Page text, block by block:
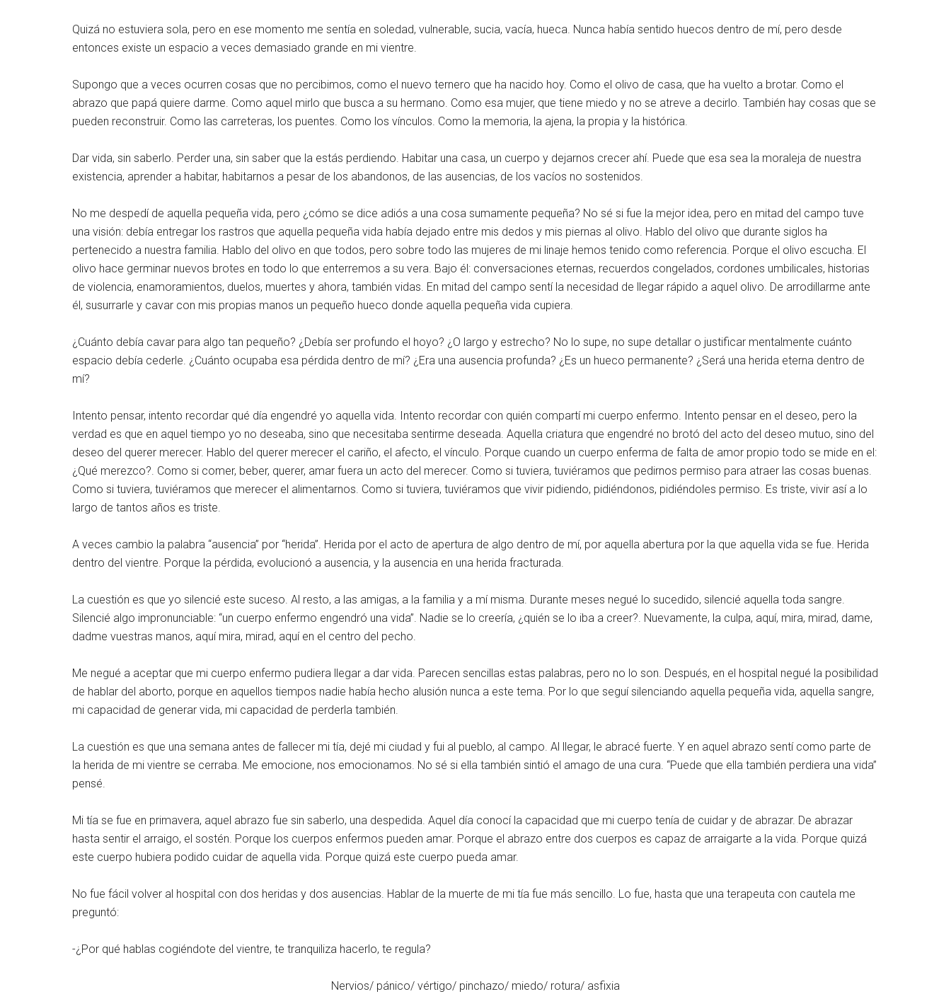
Quizá no estuviera sola, pero en ese momento me sentía en soledad, vulnerable, sucia, vacía, hueca. Nunca había sentido huecos dentro de mí, pero desde
entonces existe un espacio a veces demasiado grande en mi vientre.
Supongo que a veces ocurren cosas que no percibimos, como el nuevo ternero que ha nacido hoy. Como el olivo de casa, que ha vuelto a brotar. Como el
abrazo que papá quiere darme. Como aquel mirlo que busca a su hermano. Como esa mujer, que tiene miedo y no se atreve a decirlo. También hay cosas que se
pueden reconstruir. Como las carreteras, los puentes. Como los vínculos. Como la memoria, la ajena, la propia y la histórica.
Dar vida, sin saberlo. Perder una, sin saber que la estás perdiendo. Habitar una casa, un cuerpo y dejarnos crecer ahí. Puede que esa sea la moraleja de nuestra
existencia, aprender a habitar, habitarnos a pesar de los abandonos, de las ausencias, de los vacíos no sostenidos.
No me despedí de aquella pequeña vida, pero ¿cómo se dice adiós a una cosa sumamente pequeña? No sé si fue la mejor idea, pero en mitad del campo tuve
una visión: debía entregar los rastros que aquella pequeña vida había dejado entre mis dedos y mis piernas al olivo. Hablo del olivo que durante siglos ha
pertenecido a nuestra familia. Hablo del olivo en que todos, pero sobre todo las mujeres de mi linaje hemos tenido como referencia. Porque el olivo escucha. El
olivo hace germinar nuevos brotes en todo lo que enterremos a su vera. Bajo él: conversaciones eternas, recuerdos congelados, cordones umbilicales, historias
de violencia, enamoramientos, duelos, muertes y ahora, también vidas. En mitad del campo sentí la necesidad de llegar rápido a aquel olivo. De arrodillarme ante
él, susurrarle y cavar con mis propias manos un pequeño hueco donde aquella pequeña vida cupiera.
¿Cuánto debía cavar para algo tan pequeño? ¿Debía ser profundo el hoyo? ¿O largo y estrecho? No lo supe, no supe detallar o justificar mentalmente cuánto
espacio debía cederle. ¿Cuánto ocupaba esa pérdida dentro de mí? ¿Era una ausencia profunda? ¿Es un hueco permanente? ¿Será una herida eterna dentro de
mí?
Intento pensar, intento recordar qué día engendré yo aquella vida. Intento recordar con quién compartí mi cuerpo enfermo. Intento pensar en el deseo, pero la
verdad es que en aquel tiempo yo no deseaba, sino que necesitaba sentirme deseada. Aquella criatura que engendré no brotó del acto del deseo mutuo, sino del
deseo del querer merecer. Hablo del querer merecer el cariño, el afecto, el vínculo. Porque cuando un cuerpo enferma de falta de amor propio todo se mide en el:
¿Qué merezco?. Como si comer, beber, querer, amar fuera un acto del merecer. Como si tuviera, tuviéramos que pedirnos permiso para atraer las cosas buenas.
Como si tuviera, tuviéramos que merecer el alimentarnos. Como si tuviera, tuviéramos que vivir pidiendo, pidiéndonos, pidiéndoles permiso. Es triste, vivir así a lo
largo de tantos años es triste.
A veces cambio la palabra “ausencia” por “herida”. Herida por el acto de apertura de algo dentro de mí, por aquella abertura por la que aquella vida se fue. Herida
dentro del vientre. Porque la pérdida, evolucionó a ausencia, y la ausencia en una herida fracturada.
La cuestión es que yo silencié este suceso. Al resto, a las amigas, a la familia y a mí misma. Durante meses negué lo sucedido, silencié aquella toda sangre.
Silencié algo impronunciable: “un cuerpo enfermo engendró una vida”. Nadie se lo creería, ¿quién se lo iba a creer?. Nuevamente, la culpa, aquí, mira, mirad, dame,
dadme vuestras manos, aquí mira, mirad, aquí en el centro del pecho.
Me negué a aceptar que mi cuerpo enfermo pudiera llegar a dar vida. Parecen sencillas estas palabras, pero no lo son. Después, en el hospital negué la posibilidad
de hablar del aborto, porque en aquellos tiempos nadie había hecho alusión nunca a este tema. Por lo que seguí silenciando aquella pequeña vida, aquella sangre,
mi capacidad de generar vida, mi capacidad de perderla también.
La cuestión es que una semana antes de fallecer mi tía, dejé mi ciudad y fui al pueblo, al campo. Al llegar, le abracé fuerte. Y en aquel abrazo sentí como parte de
la herida de mi vientre se cerraba. Me emocione, nos emocionamos. No sé si ella también sintió el amago de una cura. “Puede que ella también perdiera una vida”
pensé.
Mi tía se fue en primavera, aquel abrazo fue sin saberlo, una despedida. Aquel día conocí la capacidad que mi cuerpo tenía de cuidar y de abrazar. De abrazar
hasta sentir el arraigo, el sostén. Porque los cuerpos enfermos pueden amar. Porque el abrazo entre dos cuerpos es capaz de arraigarte a la vida. Porque quizá
este cuerpo hubiera podido cuidar de aquella vida. Porque quizá este cuerpo pueda amar.
No fue fácil volver al hospital con dos heridas y dos ausencias. Hablar de la muerte de mi tía fue más sencillo. Lo fue, hasta que una terapeuta con cautela me
preguntó:
-¿Por qué hablas cogiéndote del vientre, te tranquiliza hacerlo, te regula?
Nervios/ pánico/ vértigo/ pinchazo/ miedo/ rotura/ asfixia